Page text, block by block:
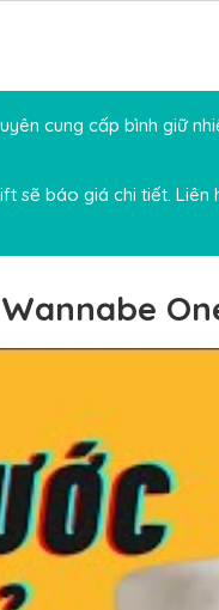
cung cấp bình giữ
sẽ báo giá chi tiết. Liên